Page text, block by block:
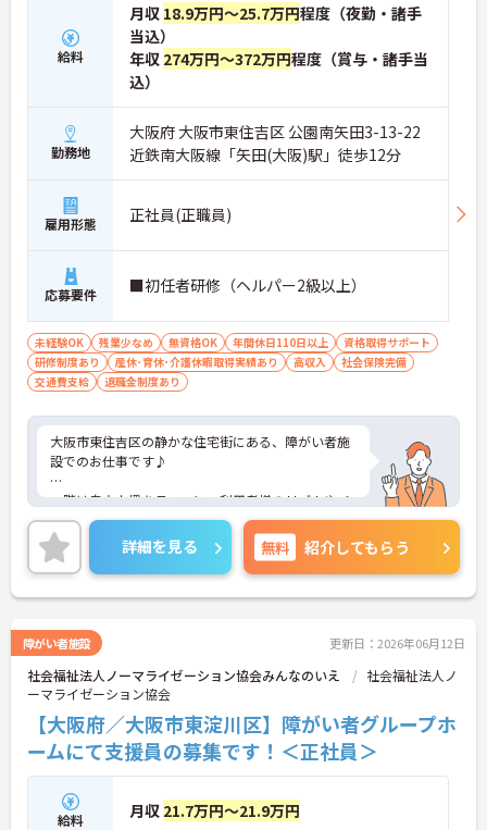
給料
月収 18.9万円～25.7万円程度（夜勤・諸手
当込）
年収 274万円～372万円程度（賞与・諸手当
込）
勤務地
大阪府 大阪市東住吉区 公園南矢田3-13-22
近鉄南大阪線「矢田(大阪)駅」徒歩12分
雇用形態 正社員(正職員)
応募要件 ■初任者研修（ヘルパー2級以上）
未経験OK 残業少なめ 無資格OK 年間休日110日以上
資格取得サポート
研修制度あり
産休･育休･介護休暇取得実績あり 高収入
社会保険完備
交通費支給
退職金制度あり
大阪市東住吉区の静かな住宅街にある、障がい者施
設でのお仕事です♪
一階は自立支援をテーマに、利用者様のリズムやペ
ースを尊重するフロアとなっております。
過去のレクリエーションでは、ラーメン屋さんが来
られたり、落語家の方が来られたりと、利用者様に
喜んでいただける企画を職員さんが企画、立案、実
そんなアットホームな雰囲気の施設で、ご活躍いた
だける仲間を大募集。
利用者様に寄り添ったお手伝いをしたい方や少し話
を聞いてみたい方は是非一度マイナビまでお問合せ
ください！
詳細を見る 無料 紹介してもらう
障がい者施設 更新日：2026年06月12日
社会福祉法人ノーマライゼーション協会みんなのいえ
社会福祉法人ノ
ーマライゼーション協会
【大阪府／大阪市東淀川区】障がい者グループホ
ームにて支援員の募集です！＜正社員＞
給料 月収 21.7万円～21.9万円